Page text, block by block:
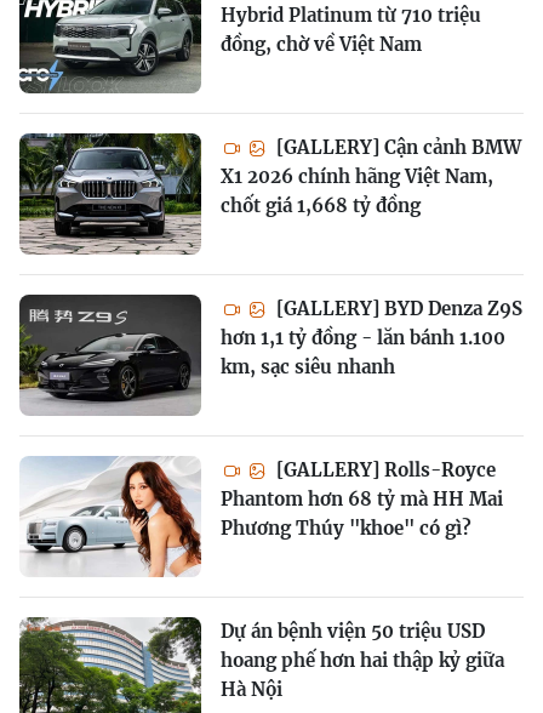
Hybrid Platinum từ 710 triệu
đồng, chờ về Việt Nam
[GALLERY] Cận cảnh BMW
X1 2026 chính hãng Việt Nam,
chốt giá 1,668 tỷ đồng
[GALLERY] BYD Denza Z9S
hơn 1,1 tỷ đồng - lăn bánh 1.100
km, sạc siêu nhanh
[GALLERY] Rolls-Royce
Phantom hơn 68 tỷ mà HH Mai
Phương Thúy "khoe" có gì?
Dự án bệnh viện 50 triệu USD
hoang phế hơn hai thập kỷ giữa
Hà Nội